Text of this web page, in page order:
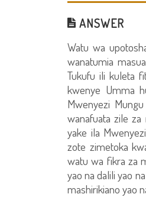
ANSWER
Watu wa
wanatumia
Tukufu ili kuleta
kwenye Umma
Mwenyezi
wanafuata zile
yake ila
zote zimetoka
watu wa fikra za
yao na dalili yao
mashirikiano yao